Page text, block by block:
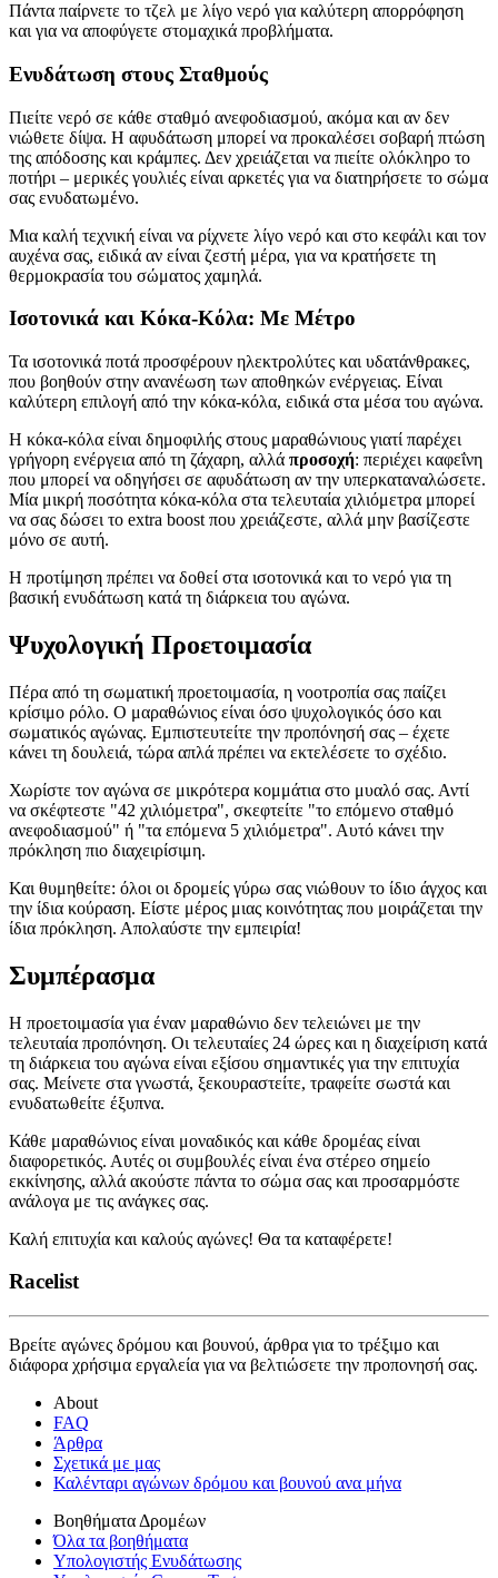
Πάντα παίρνετε το τζελ με λίγο νερό για καλύτερη απορρόφηση
και για να αποφύγετε στομαχικά προβλήματα.
Ενυδάτωση στους Σταθμούς
Πιείτε νερό σε κάθε σταθμό ανεφοδιασμού, ακόμα και αν δεν
νιώθετε δίψα. Η αφυδάτωση μπορεί να προκαλέσει σοβαρή πτώση
της απόδοσης και κράμπες. Δεν χρειάζεται να πιείτε ολόκληρο το
ποτήρι – μερικές γουλιές είναι αρκετές για να διατηρήσετε το σώμα
σας ενυδατωμένο.
Μια καλή τεχνική είναι να ρίχνετε λίγο νερό και στο κεφάλι και τον
αυχένα σας, ειδικά αν είναι ζεστή μέρα, για να κρατήσετε τη
θερμοκρασία του σώματος χαμηλά.
Ισοτονικά και Κόκα-Κόλα: Με Μέτρο
Τα ισοτονικά ποτά προσφέρουν ηλεκτρολύτες και υδατάνθρακες,
που βοηθούν στην ανανέωση των αποθηκών ενέργειας. Είναι
καλύτερη επιλογή από την κόκα-κόλα, ειδικά στα μέσα του αγώνα.
Η κόκα-κόλα είναι δημοφιλής στους μαραθώνιους γιατί παρέχει
γρήγορη ενέργεια από τη ζάχαρη, αλλά προσοχή: περιέχει καφεΐνη
που μπορεί να οδηγήσει σε αφυδάτωση αν την υπερκαταναλώσετε.
Μία μικρή ποσότητα κόκα-κόλα στα τελευταία χιλιόμετρα μπορεί
να σας δώσει το extra boost που χρειάζεστε, αλλά μην βασίζεστε
μόνο σε αυτή.
Η προτίμηση πρέπει να δοθεί στα ισοτονικά και το νερό για τη
βασική ενυδάτωση κατά τη διάρκεια του αγώνα.
Ψυχολογική Προετοιμασία
Πέρα από τη σωματική προετοιμασία, η νοοτροπία σας παίζει
κρίσιμο ρόλο. Ο μαραθώνιος είναι όσο ψυχολογικός όσο και
σωματικός αγώνας. Εμπιστευτείτε την προπόνησή σας – έχετε
κάνει τη δουλειά, τώρα απλά πρέπει να εκτελέσετε το σχέδιο.
Χωρίστε τον αγώνα σε μικρότερα κομμάτια στο μυαλό σας. Αντί
να σκέφτεστε "42 χιλιόμετρα", σκεφτείτε "το επόμενο σταθμό
ανεφοδιασμού" ή "τα επόμενα 5 χιλιόμετρα". Αυτό κάνει την
πρόκληση πιο διαχειρίσιμη.
Και θυμηθείτε: όλοι οι δρομείς γύρω σας νιώθουν το ίδιο άγχος και
την ίδια κούραση. Είστε μέρος μιας κοινότητας που μοιράζεται την
ίδια πρόκληση. Απολαύστε την εμπειρία!
Συμπέρασμα
Η προετοιμασία για έναν μαραθώνιο δεν τελειώνει με την
τελευταία προπόνηση. Οι τελευταίες 24 ώρες και η διαχείριση κατά
τη διάρκεια του αγώνα είναι εξίσου σημαντικές για την επιτυχία
σας. Μείνετε στα γνωστά, ξεκουραστείτε, τραφείτε σωστά και
ενυδατωθείτε έξυπνα.
Κάθε μαραθώνιος είναι μοναδικός και κάθε δρομέας είναι
διαφορετικός. Αυτές οι συμβουλές είναι ένα στέρεο σημείο
εκκίνησης, αλλά ακούστε πάντα το σώμα σας και προσαρμόστε
ανάλογα με τις ανάγκες σας.
Καλή επιτυχία και καλούς αγώνες! Θα τα καταφέρετε!
Racelist
Βρείτε αγώνες δρόμου και βουνού, άρθρα για το τρέξιμο και
διάφορα χρήσιμα εργαλεία για να βελτιώσετε την προπονησή σας.
About
FAQ
Άρθρα
Σχετικά με μας
Καλένταρι αγώνων δρόμου και βουνού ανα μήνα
Βοηθήματα Δρομέων
Όλα τα βοηθήματα
Υπολογιστής Ενυδάτωσης